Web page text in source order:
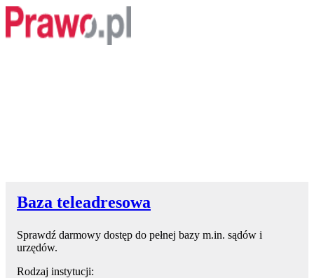
Baza teleadresowa
Sprawdź darmowy dostęp do pełnej bazy m.in. sądów i
urzędów.
Rodzaj instytucji: